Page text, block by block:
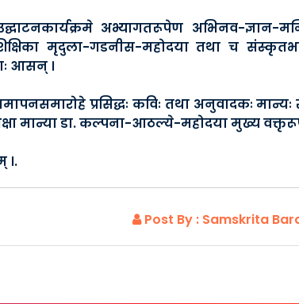
अभ्यागतरूपेण अभिनव-ज्ञान-
मृदुला-गडनीस-महोदया तथा च
आसन् ।
प्रसिद्धः कविः तथा अनुवादकः
मान्या डा. कल्पना-आठल्ये-महोदया मुख्य
।.
Post By : Samskrita